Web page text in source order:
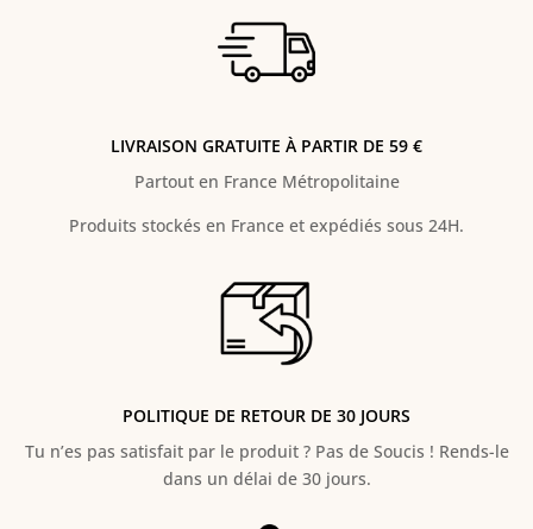
LIVRAISON GRATUITE À PARTIR DE 59 €
Partout en France Métropolitaine
Produits stockés en France et expédiés sous 24H.
POLITIQUE DE RETOUR DE 30 JOURS
Tu n’es pas satisfait par le produit ? Pas de Soucis ! Rends-le
dans un délai de 30 jours.